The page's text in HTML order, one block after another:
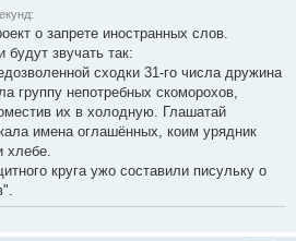
о запрете иностранных слов.
будут звучать так:
сходки 31-го числа дружина
группу непотребных скоморохов,
их в холодную. Глашатай
имена оглашённых, коим урядник
хлебе.
круга ужо составили писульку о